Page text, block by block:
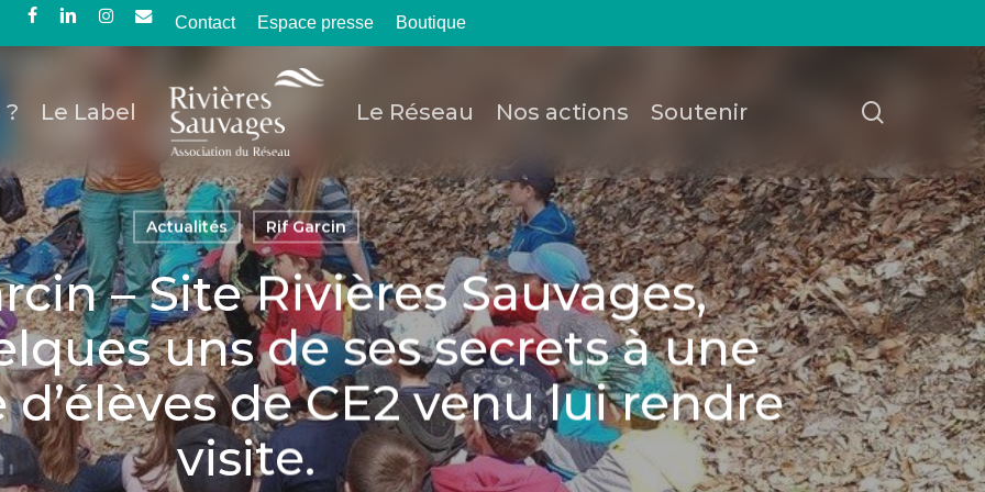
facebook
linkedininstagram
emailContact Espace presse Boutique
Le Label Le Réseau Nos actions Soutenir
Actualités Rif Garcin
– Site Rivières Sauvages,
uns de ses secrets à une
de CE2 venu lui rendre
visite.